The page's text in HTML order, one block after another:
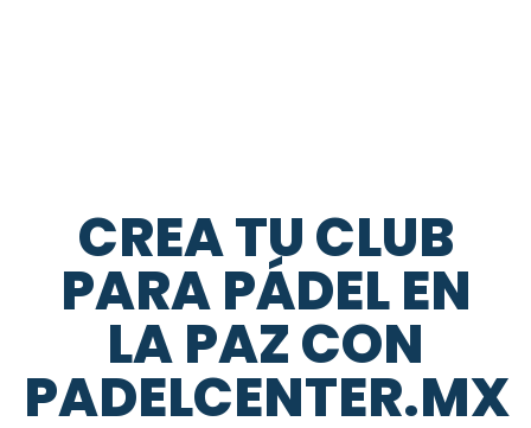
CREA TU CLUB
PARA PÁDEL EN
LA PAZ CON
PADELCENTER.MX